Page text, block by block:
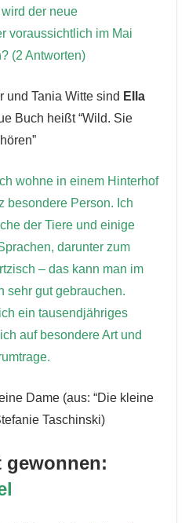
der neue
voraussichtlich im Mai
(2 Antworten)
und Tania Witte sind Ella
Buch heißt “Wild. Sie
Ich wohne in einem Hinterhof
besondere Person. Ich
der Tiere und einige
darunter zum
– das kann man im
sehr gut gebrauchen.
ein tausendjähriges
auf besondere Art und
Dame (aus: “Die kleine
Taschinski)
gewonnen: